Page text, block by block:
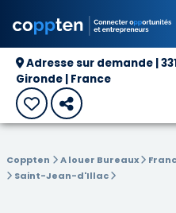
Adresse sur demande |
Gironde | France
Coppten A louer Bureaux
Saint-Jean-d'Illac